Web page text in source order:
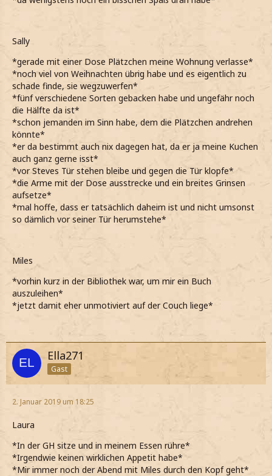
Sally
*gerade mit einer Dose Plätzchen meine Wohnung verlasse*
*noch viel von Weihnachten übrig habe und es eigentlich zu
schade finde, sie wegzuwerfen*
*fünf verschiedene Sorten gebacken habe und ungefähr noch
die Hälfte da ist*
*schon jemanden im Sinn habe, dem die Plätzchen andrehen
könnte*
*er da bestimmt auch nix dagegen hat, da er ja meine Kuchen
auch ganz gerne isst*
*vor Steves Tür stehen bleibe und gegen die Tür klopfe*
*die Arme mit der Dose ausstrecke und ein breites Grinsen
aufsetze*
*mal hoffe, dass er tatsächlich daheim ist und nicht umsonst
so dämlich vor seiner Tür herumstehe*
Miles
*vorhin kurz in der Bibliothek war, um mir ein Buch
auszuleihen*
*jetzt damit eher unmotiviert auf der Couch liege*
Ella271
Gast
2. Januar 2019 um 18:25
Laura
*In der GH sitze und in meinem Essen rühre*
*Irgendwie keinen wirklichen Appetit habe*
*Mir immer noch der Abend mit Miles durch den Kopf geht*